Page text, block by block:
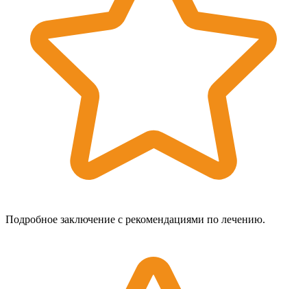
Подробное заключение с рекомендациями по лечению.